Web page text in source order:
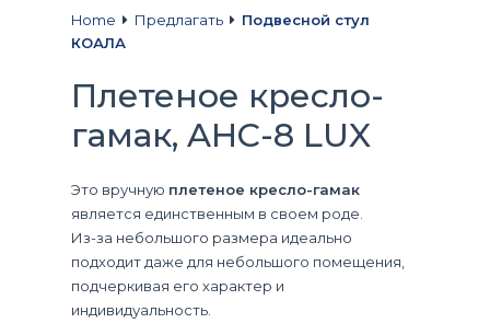
Home Предлагать
Подвесной стул
КОАЛА
Плетеное кресло-
гамак, AHC-8 LUX
Это вручную плетеное кресло-гамак
является единственным в своем роде.
Из-за небольшого размера идеально
подходит даже для небольшого помещения,
подчеркивая его характер и
индивидуальность.